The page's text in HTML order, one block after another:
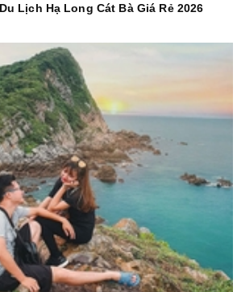
Lịch Hạ Long Cát Bà Giá Rẻ 2026